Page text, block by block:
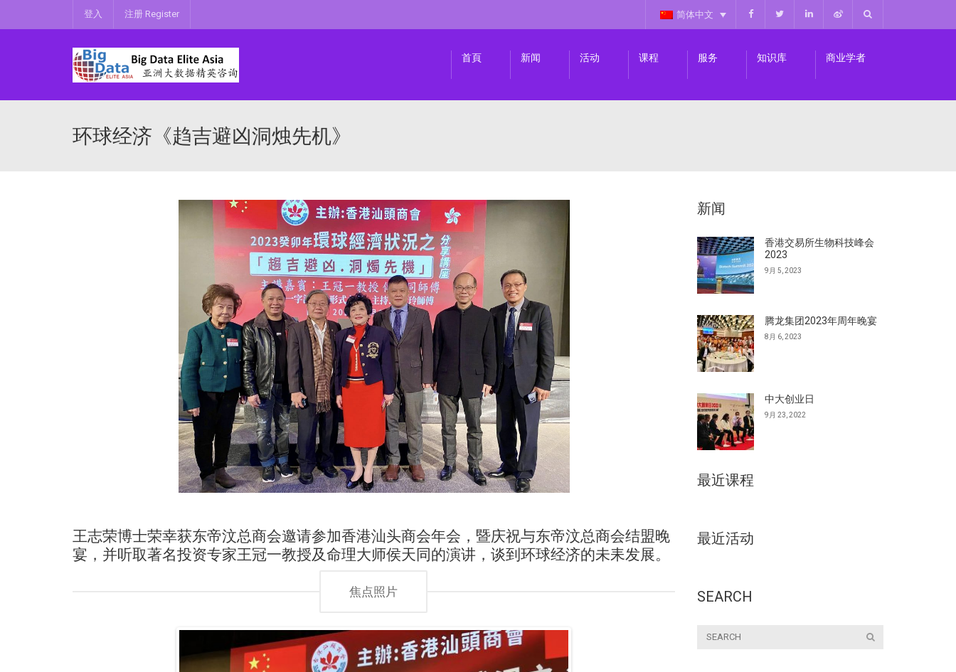
登入 注册 Register 简体中文
首頁 新闻 活动 课程 服务 知识库 商业学者
环球经济《趋吉避凶洞烛先机》
王志荣博士荣幸获东帝汶总商会邀请参加香港汕头商会年会，暨庆祝与东帝汶总商会结盟晚
宴，并听取著名投资专家王冠一教授及命理大师侯天同的演讲，谈到环球经济的未耒发展。
焦点照片
新闻
香港交易所生物科技峰会
2023
9月 5, 2023
腾龙集团2023年周年晚宴
8月 6, 2023
中大创业日
9月 23, 2022
最近课程
最近活动
SEARCH